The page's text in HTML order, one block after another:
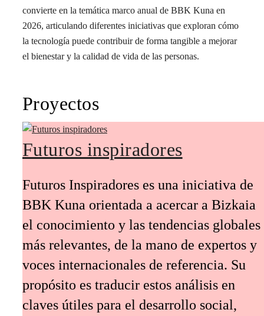
convierte en la temática marco anual de BBK Kuna en
2026, articulando diferentes iniciativas que exploran cómo
la tecnología puede contribuir de forma tangible a mejorar
el bienestar y la calidad de vida de las personas.
Proyectos
Futuros inspiradores
Futuros Inspiradores es una iniciativa de
BBK Kuna orientada a acercar a Bizkaia
el conocimiento y las tendencias globales
más relevantes, de la mano de expertos y
voces internacionales de referencia. Su
propósito es traducir estos análisis en
claves útiles para el desarrollo social,